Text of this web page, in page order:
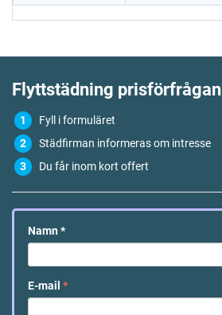
Flyttstädning prisförfrågan
Fyll i formuläret
Städfirman informeras om intresse
Du får inom kort offert
Namn *
E-mail *